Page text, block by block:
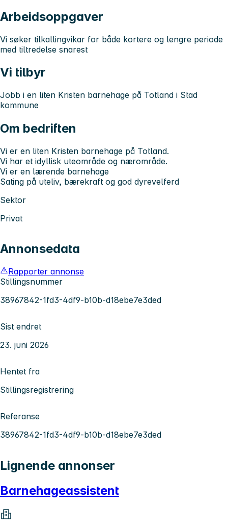
Arbeidsoppgaver
Vi søker tilkallingvikar for både kortere og lengre periode
med tiltredelse snarest
Vi tilbyr
Jobb i en liten Kristen barnehage på Totland i Stad
kommune
Om bedriften
Vi er en liten Kristen barnehage på Totland.
Vi har et idyllisk uteområde og nærområde.
Vi er en lærende barnehage
Sating på uteliv, bærekraft og god dyrevelferd
Sektor
Privat
Annonsedata
Rapporter annonse
Stillingsnummer
38967842-1fd3-4df9-b10b-d18ebe7e3ded
Sist endret
23. juni 2026
Hentet fra
Stillingsregistrering
Referanse
38967842-1fd3-4df9-b10b-d18ebe7e3ded
Lignende annonser
Barnehageassistent